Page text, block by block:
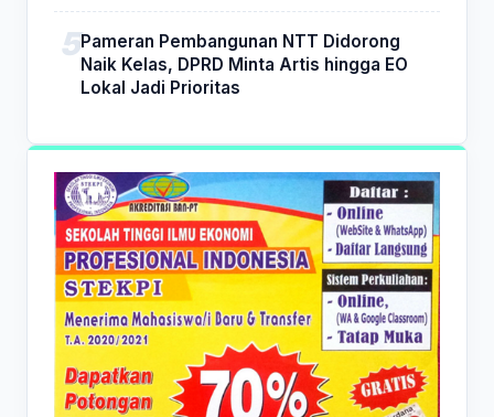
Pameran Pembangunan NTT Didorong
Naik Kelas, DPRD Minta Artis hingga EO
Lokal Jadi Prioritas